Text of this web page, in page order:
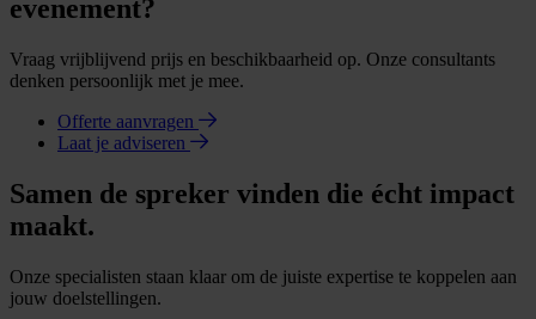
evenement?
Vraag vrijblijvend prijs en beschikbaarheid op. Onze consultants
denken persoonlijk met je mee.
Offerte aanvragen
Laat je adviseren
Samen de spreker vinden die écht impact
maakt.
Onze specialisten staan klaar om de juiste expertise te koppelen aan
jouw doelstellingen.